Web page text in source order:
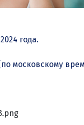
года.
московскому